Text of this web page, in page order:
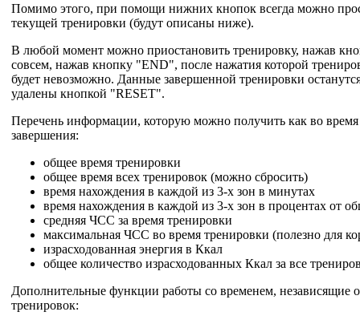
Помимо этого, при помощи нижних кнопок всегда можно
текущей тренировки (будут описаны ниже).
В любой момент можно приостановить тренировку, нажав
совсем, нажав кнопку "END", после нажатия которой
будет невозможно. Данные завершенной тренировки
удалены кнопкой "RESET".
Перечень информации, которую можно получить как во время
завершения:
общее время тренировки
общее время всех тренировок (можно сбросить)
время нахождения в каждой из 3-х зон в минутах
время нахождения в каждой из 3-х зон в процентах от
средняя ЧСС за время тренировки
максимальная ЧСС во время тренировки (полезно для
израсходованная энергия в Ккал
общее количество израсходованных Ккал за все
Дополнительные функции работы со временем, независящие
тренировок: